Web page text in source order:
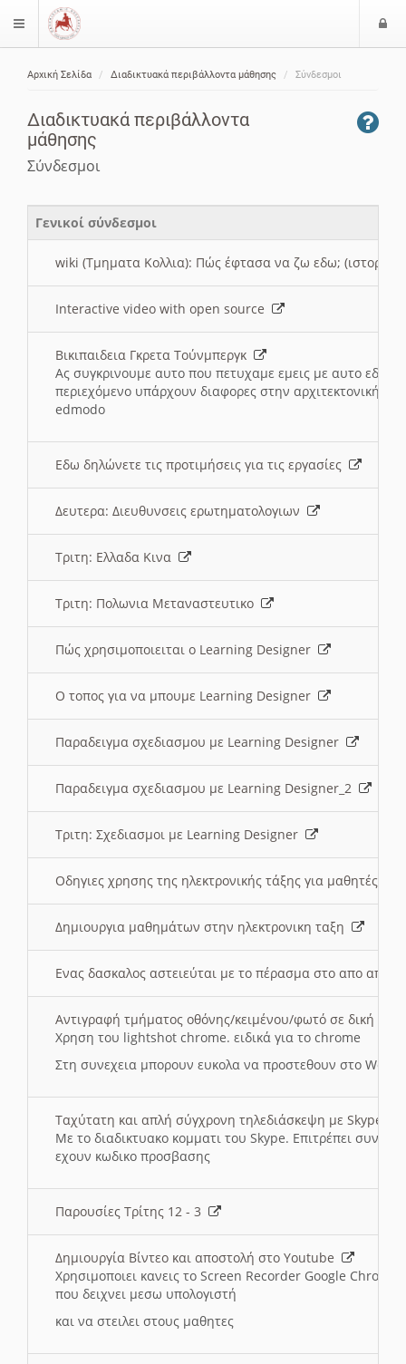
$langMenu
Αρχική Σελίδα Διαδικτυακά περιβάλλοντα μάθησης Σύνδεσμοι
Διαδικτυακά περιβάλλοντα
μάθησης
Σύνδεσμοι
Γενικοί σύνδεσμοι
wiki (Τμηματα Κολλια): Πώς έφτασα να ζω εδω; (ιστορια)
Interactive video with open source
Βικιπαιδεια Γκρετα Τούνμπεργκ
Ας συγκρινουμε αυτο που πετυχαμε εμεις με αυτο εδω
περιεχόμενο υπάρχουν διαφορες στην αρχιτεκτονική
edmodo
Εδω δηλώνετε τις προτιμήσεις για τις εργασίες
Δευτερα: Διευθυνσεις ερωτηματολογιων
Τριτη: Ελλαδα Κινα
Τριτη: Πολωνια Μεταναστευτικο
Πώς χρησιμοποιειται ο Learning Designer
O τοπος για να μπουμε Learning Designer
Παραδειγμα σχεδιασμου με Learning Designer
Παραδειγμα σχεδιασμου με Learning Designer_2
Τριτη: Σχεδιασμοι με Learning Designer
Οδηγιες χρησης της ηλεκτρονικής τάξης για μαθητές
Δημιουργια μαθημάτων στην ηλεκτρονικη ταξη
Ενας δασκαλος αστειεύται με το πέρασμα στο απο
Αντιγραφή τμήματος οθόνης/κειμένου/φωτό σε δική
Χρηση του lightshot chrome. ειδικά για το chrome
Στη συνεχεια μπορουν ευκολα να προστεθουν στο Word
Ταχύτατη και απλή σύγχρονη τηλεδιάσκεψη με Skype
Με το διαδικτυακο κομματι του Skype. Επιτρέπει
εχουν κωδικο προσβασης
Παρουσίες Τρίτης 12 - 3
Δημιουργία Βίντεο και αποστολή στο Youtube
Χρησιμοποιει κανεις το Screen Recorder Google Chrome
που δειχνει μεσω υπολογιστή
και να στειλει στους μαθητες